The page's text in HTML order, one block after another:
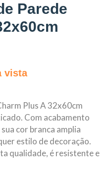
Parede
vista
Plus A 32x60cm
Com acabamento
cor branca amplia
estilo de decoração.
qualidade, é resistente e